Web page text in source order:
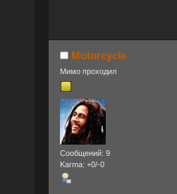
Motorcycle
Мимо проходил
Сообщений: 9
Karma: +0/-0